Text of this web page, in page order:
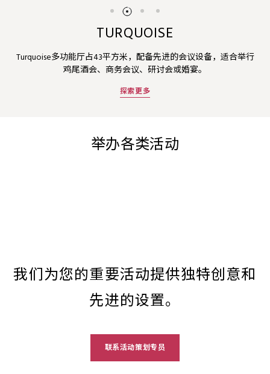
TURQUOISE
Turquoise多功能厅占43平方米，配备先进的会议设备，适合举行
鸡尾酒会、商务会议、研讨会或婚宴。
探索更多
举办各类活动
我们为您的重要活动提供独特创意和
先进的设置。
联系活动策划专员